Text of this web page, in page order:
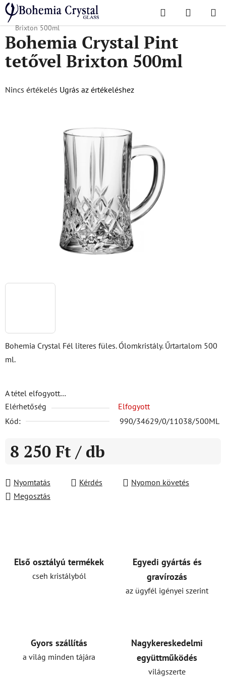
Ugrás
fő
tartalomhoz
Keresés KOSÁR
Kezdőlap
/ Népszerű kollekciók / Brixton
Bohemia Crystal Pint tetővel
Brixton 500ml
Bohemia Crystal Fél literes füles. Ólomkristály. Űrtartalom 500
ml.
A tétel elfogyott…
Elérhetőség
Elfogyott
Kód:
990/34629/0/11038/500ML
8 250 Ft / db
Nyomtatás
Kérdés
Nyomon követés
Megosztás
Bohemia Crystal Pint
tetővel Brixton 500ml
A
Nincs értékelés Ugrás az értékeléshez
Első osztályú termékek
cseh kristályból
Egyedi gyártás és
gravírozás
az ügyfél igényei szerint
Gyors szállítás
a világ minden tájára
Nagykereskedelmi
együttműködés
világszerte